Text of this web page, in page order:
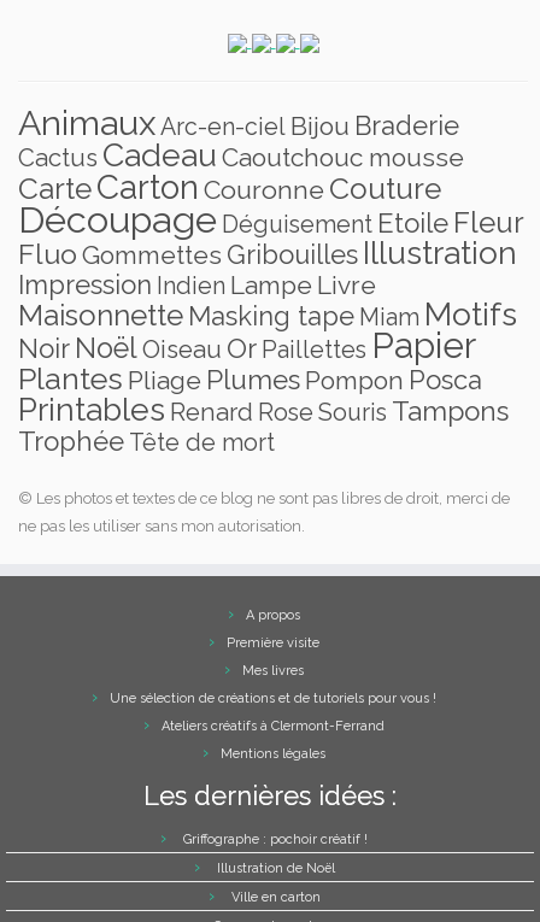
AnimauxArc-en-ciel Bijou Braderie
Cactus Cadeau Caoutchouc mousse
CarteCarton Couronne Couture
Découpage Déguisement Etoile Fleur
Fluo Gommettes Gribouilles Illustration
Impression Indien Lampe Livre
Maisonnette Masking tape Miam Motifs
Noir NoëlOiseau Or Paillettes Papier
Plantes Pliage Plumes Pompon Posca
Printables Renard Rose Souris Tampons
Trophée Tête de mort
© Les photos et textes de ce blog ne sont pas libres de droit, merci de
ne pas les utiliser sans mon autorisation.
A propos
Première visite
Mes livres
Une sélection de créations et de tutoriels pour vous !
Ateliers créatifs à Clermont-Ferrand
Mentions légales
Les dernières idées :
Griffographe : pochoir créatif !
Illustration de Noël
Ville en carton